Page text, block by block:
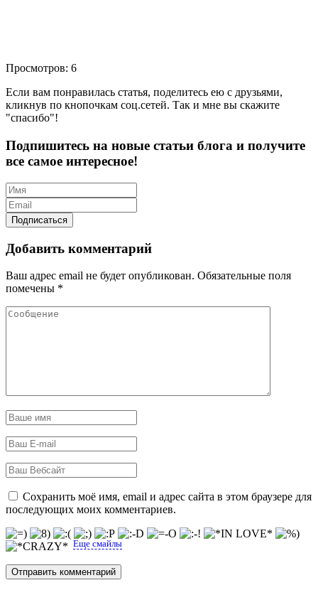
Просмотров: 6
Если вам понравилась статья, поделитесь ею с друзьями,
кликнув по кнопочкам соц.сетей. Так и мне вы скажите
"спасибо"!
Подпишитесь на новые статьи блога и получите
все самое интересное!
Добавить комментарий
Ваш адрес email не будет опубликован. Обязательные поля
помечены *
Сохранить моё имя, email и адрес сайта в этом браузере для
последующих моих комментариев.
Еще смайлы